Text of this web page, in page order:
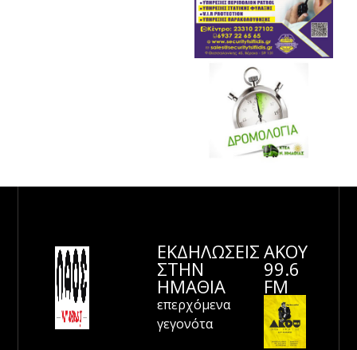
ΕΚΔΗΛΩΣΕΙΣ
ΣΤΗΝ
ΗΜΑΘΊΑ
επερχόμενα
γεγονότα
ΑΚΟΥ
99.6
FM